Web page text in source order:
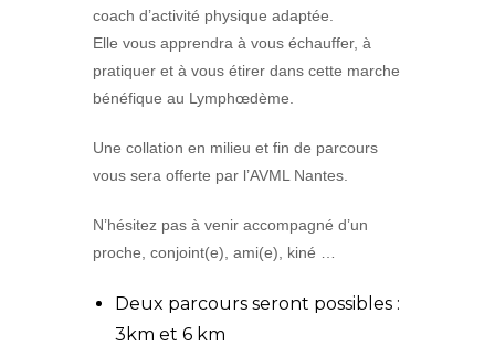
coach d’activité physique adaptée.
Elle vous apprendra à vous échauffer, à
pratiquer et à vous étirer dans cette marche
bénéfique au Lymphœdème.
Une collation en milieu et fin de parcours
vous sera offerte par l’AVML Nantes.
N’hésitez pas à venir accompagné d’un
proche, conjoint(e), ami(e), kiné …
Deux parcours seront possibles :
3km et 6 km